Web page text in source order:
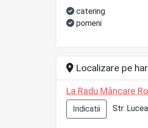
catering
pomeni
Localizare pe
La Radu Mâncare
Indicatii Str.